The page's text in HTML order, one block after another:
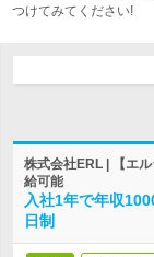
つけてみてください!
株式会社ERL | 【エ
給可能
入社1年で年収
日制